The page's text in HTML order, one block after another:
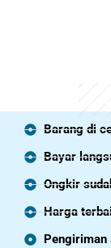
Barang di
Bayar
Ongkir
Harga
Pengiriman